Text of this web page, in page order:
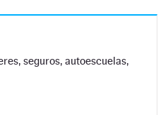
seguros, autoescuelas,